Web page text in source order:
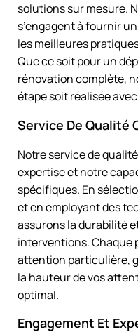
solutions sur mesure.
s’engagent à fournir
les meilleures
Que ce soit pour un
rénovation complète,
étape soit réalisée
Service De Qualité
Notre service de
expertise et notre
spécifiques. En
et en employant des
assurons la durabilité
interventions. Chaque
attention particulière,
la hauteur de vos
optimal.
Engagement Et